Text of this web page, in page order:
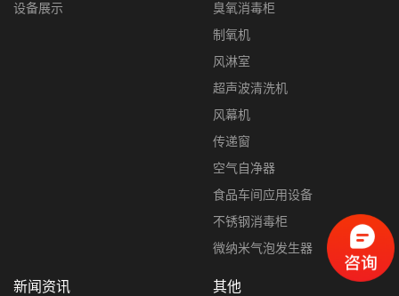
设备展示
臭氧消毒柜
制氧机
风淋室
超声波清洗机
风幕机
传递窗
空气自净器
食品车间应用设备
不锈钢消毒柜
微纳米气泡发生器
新闻资讯 其他